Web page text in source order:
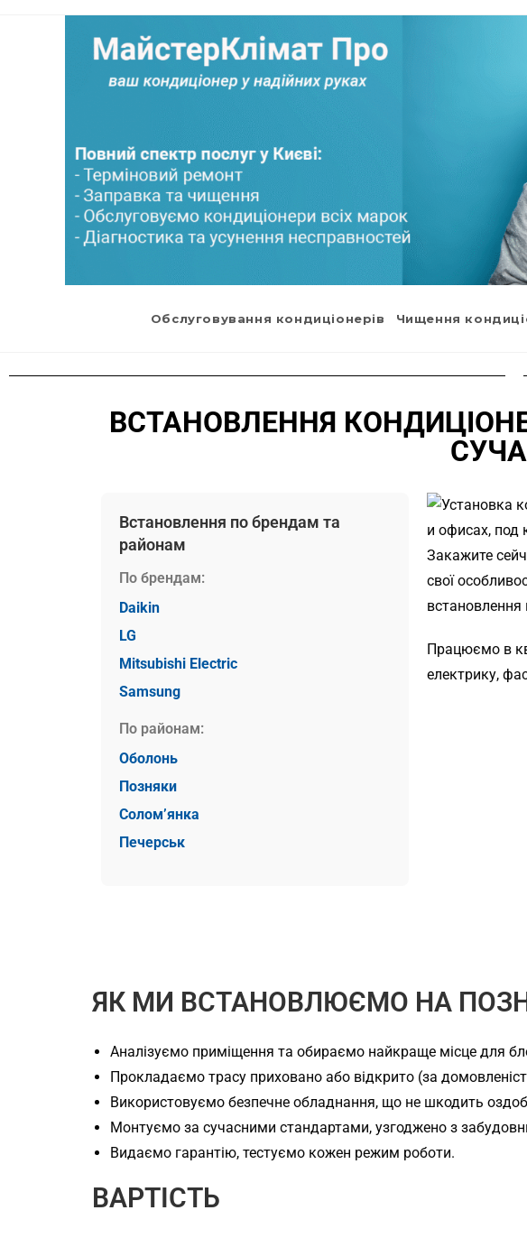
Обслуговування кондиціонерів Чищення
ВСТАНОВЛЕННЯ
Встановлення по брендам та
районам
По брендам:
Daikin
LG
Mitsubishi Electric
Samsung
По районам:
Оболонь
Позняки
Солом’янка
Печерськ
свої
встановлення
Працюємо в
електрику,
ЯК МИ ВСТАНОВЛЮЄМО НА
Аналізуємо приміщення та обираємо найкраще місце для
Прокладаємо трасу приховано або відкрито (за
Використовуємо безпечне обладнання, що не шкодить
Монтуємо за сучасними стандартами, узгоджено з
Видаємо гарантію, тестуємо кожен режим роботи.
ВАРТІСТЬ